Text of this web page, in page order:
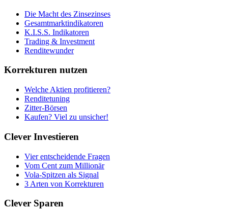
Die Macht des Zinsezinses
Gesamtmarktindikatoren
K.I.S.S. Indikatoren
Trading & Investment
Renditewunder
Korrekturen nutzen
Welche Aktien profitieren?
Renditetuning
Zitter-Börsen
Kaufen? Viel zu unsicher!
Clever Investieren
Vier entscheidende Fragen
Vom Cent zum Millionär
Vola-Spitzen als Signal
3 Arten von Korrekturen
Clever Sparen